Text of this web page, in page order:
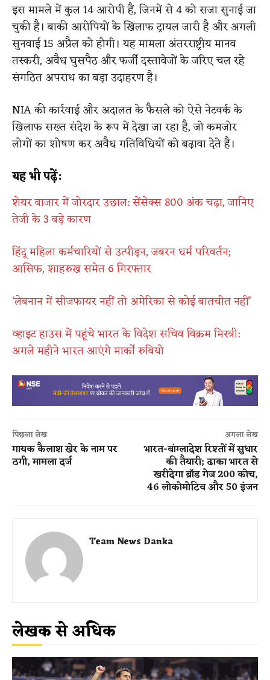
इस मामले में कुल 14 आरोपी हैं, जिनमें से 4 को सजा सुनाई जा
चुकी है। बाकी आरोपियों के खिलाफ ट्रायल जारी है और अगली
सुनवाई 15 अप्रैल को होगी। यह मामला अंतरराष्ट्रीय मानव
तस्करी, अवैध घुसपैठ और फर्जी दस्तावेजों के जरिए चल रहे
संगठित अपराध का बड़ा उदाहरण है।
NIA की कार्रवाई और अदालत के फैसले को ऐसे नेटवर्क के
खिलाफ सख्त संदेश के रूप में देखा जा रहा है, जो कमजोर
लोगों का शोषण कर अवैध गतिविधियों को बढ़ावा देते हैं।
यह भी पढ़ें:
शेयर बाजार में जोरदार उछाल: सेंसेक्स 800 अंक चढ़ा, जानिए
तेजी के 3 बड़े कारण
हिंदू महिला कर्मचारियों से उत्पीड़न, जबरन धर्म परिवर्तन;
आसिफ, शाहरुख समेत 6 गिरफ्तार
‘लेबनान में सीजफायर नहीं तो अमेरिका से कोई बातचीत नहीं’
व्हाइट हाउस में पहूंचे भारत के विदेश सचिव विक्रम मिस्त्री:
अगले महीने भारत आएंगे मार्को रुबियो
पिछला लेख
गायक कैलाश खेर के नाम पर
ठगी, मामला दर्ज
अगला लेख
भारत-बांग्लादेश रिश्तों में सुधार
की तैयारी; ढाका भारत से
खरीदेगा ब्रॉड गेज 200 कोच,
46 लोकोमोटिव और 50 इंजन
Team News Danka
लेखक से अधिक